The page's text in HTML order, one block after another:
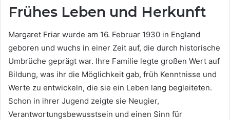
Frühes Leben und Herkunft
Margaret Friar wurde am 16. Februar 1930 in England
geboren und wuchs in einer Zeit auf, die durch historische
Umbrüche geprägt war. Ihre Familie legte großen Wert auf
Bildung, was ihr die Möglichkeit gab, früh Kenntnisse und
Werte zu entwickeln, die sie ein Leben lang begleiteten.
Schon in ihrer Jugend zeigte sie Neugier,
Verantwortungsbewusstsein und einen Sinn für